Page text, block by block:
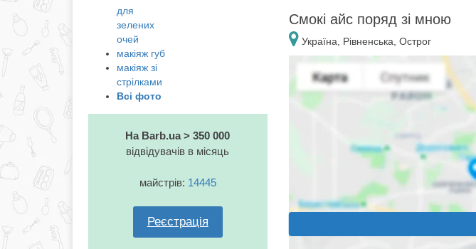
для
зелених
очей
макіяж губ
макіяж зі
стрілками
Всі фото
На Barb.ua > 350 000
відвідувачів в місяць
майстрів: 14445
Реєстрація
Смокі айс поряд зі мною
Україна, Рівненська, Острог